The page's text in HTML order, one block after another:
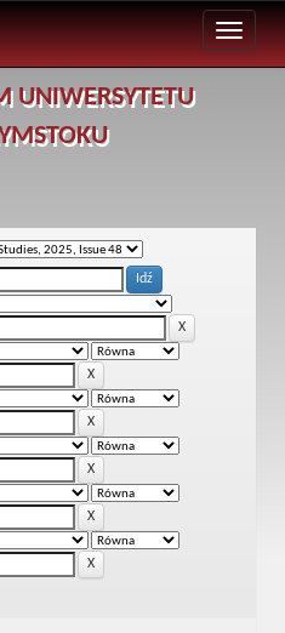
UNIWERSYTETU